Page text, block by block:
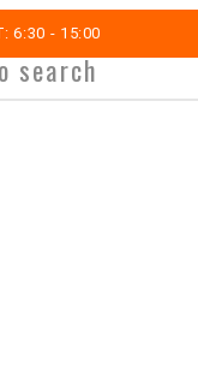
6:30 - 15:00